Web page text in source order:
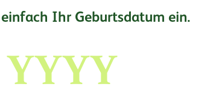
Ihr Geburtsdatum ein.
Jahr